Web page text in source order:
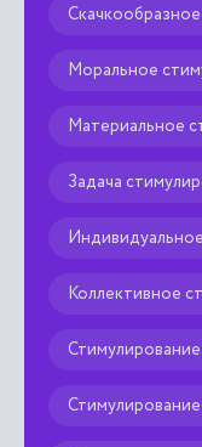
Моральное
Материальное
Задача
Коллективное